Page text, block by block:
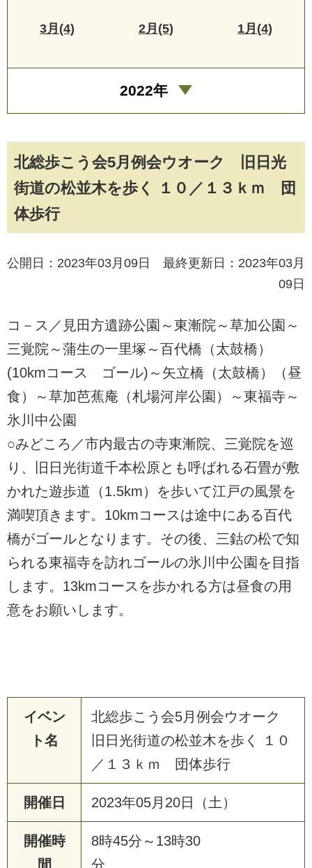
北総歩こう会5月例会ウオーク 旧日光
街道の松並木を歩く １０／１３ｋｍ 団
体歩行
公開日：2023年03月09日 最終更新日：2023年03月
09日
コ－ス／見田方遺跡公園～東漸院～草加公園～
三覚院～蒲生の一里塚～百代橋（太鼓橋）
(10kmコース ゴール)～矢立橋（太鼓橋）（昼
食）～草加芭蕉庵（札場河岸公園）～東福寺～
氷川中公園
○みどころ／市内最古の寺東漸院、三覚院を巡
り、旧日光街道千本松原とも呼ばれる石畳が敷
かれた遊歩道（1.5km）を歩いて江戸の風景を
満喫頂きます。10kmコースは途中にある百代
橋がゴールとなります。その後、三鈷の松で知
られる東福寺を訪れゴールの氷川中公園を目指
します。13kmコースを歩かれる方は昼食の用
意をお願いします。
イベン
ト名
北総歩こう会5月例会ウオーク
旧日光街道の松並木を歩く １０
／１３ｋｍ 団体歩行
開催日 2023年05月20日（土）
開催時
間
8時45分～13時30
分
3月(4) 2月(5) 1月(4)
2022年